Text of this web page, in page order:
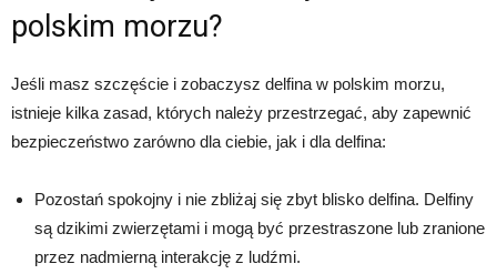
polskim morzu?
Jeśli masz szczęście i zobaczysz delfina w polskim morzu,
istnieje kilka zasad, których należy przestrzegać, aby zapewnić
bezpieczeństwo zarówno dla ciebie, jak i dla delfina:
Pozostań spokojny i nie zbliżaj się zbyt blisko delfina. Delfiny
są dzikimi zwierzętami i mogą być przestraszone lub zranione
przez nadmierną interakcję z ludźmi.